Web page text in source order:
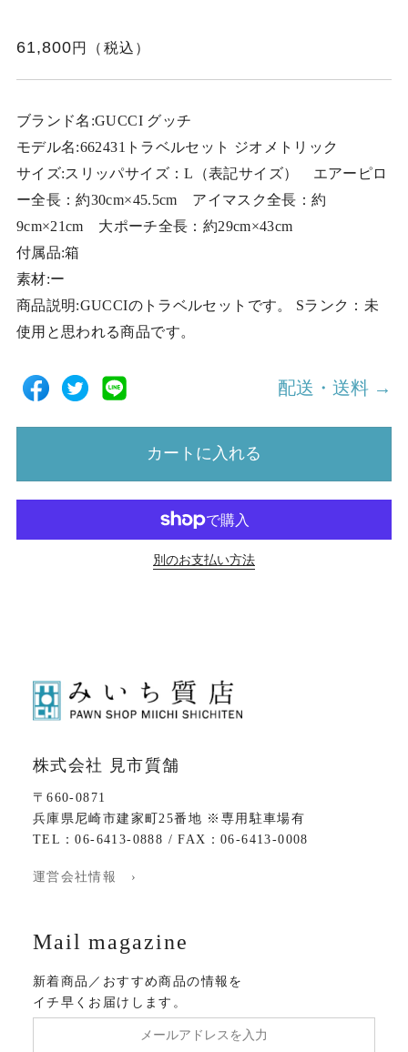
61,800
ブランド名:GUCCI グッチ
モデル名:662431トラベルセット ジオメトリック
サイズ:スリッパサイズ：L（表記サイズ） エアーピロ
ー全長：約30cm×45.5cm アイマスク全長：約
9cm×21cm 大ポーチ全長：約29cm×43cm
付属品:箱
素材:ー
商品説明:GUCCIのトラベルセットです。 Sランク：未
使用と思われる商品です。
配送・送料 →
カートに入れる
別のお支払い方法
株式会社 見市質舗
〒660-0871
兵庫県尼崎市建家町25番地 ※専用駐車場有
TEL：06-6413-0888 / FAX：06-6413-0008
運営会社情報 ›
Mail magazine
新着商品／おすすめ商品の情報を
イチ早くお届けします。